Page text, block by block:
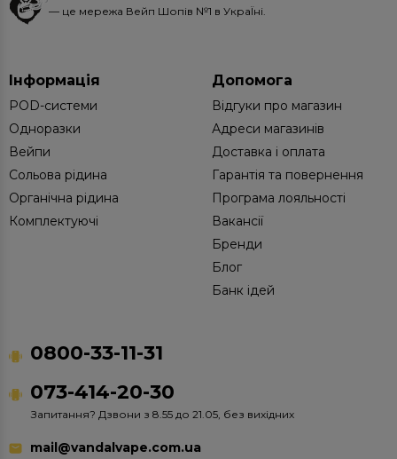
— це мережа Вейп Шопів №1 в УкраЇні.
Інформація
POD-системи
Одноразки
Вейпи
Сольова рідина
Органічна рідина
Комплектуючі
Допомога
Відгуки про магазин
Адреси магазинів
Доставка і оплата
Гарантія та повернення
Програма лояльності
Вакансії
Бренди
Блог
Банк ідей
0800-33-11-31
073-414-20-30
Запитання? Дзвони з 8.55 до 21.05, без вихідних
mail@vandalvape.com.ua